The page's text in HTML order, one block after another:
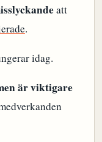
att
.
idag.
är viktigare